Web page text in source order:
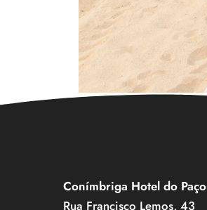
Conímbriga Hotel do Paço
Rua Francisco Lemos, 43